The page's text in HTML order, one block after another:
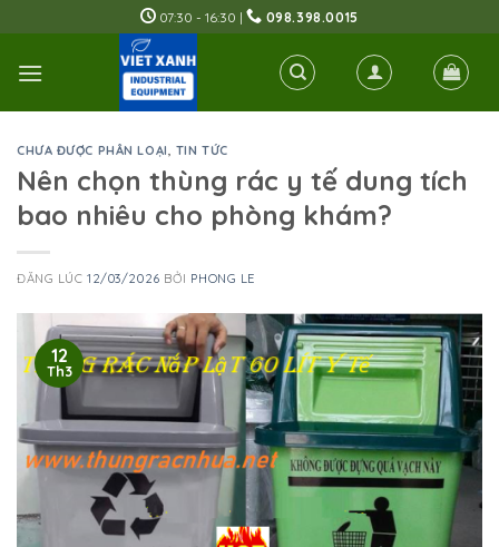
to
content
07:30 - 16:30 | 098.398.0015
CHƯA ĐƯỢC PHÂN LOẠI, TIN TỨC
Nên chọn thùng rác y tế dung tích
bao nhiêu cho phòng khám?
ĐĂNG LÚC12/03/2026 BỞI PHONG LE
12
Th3